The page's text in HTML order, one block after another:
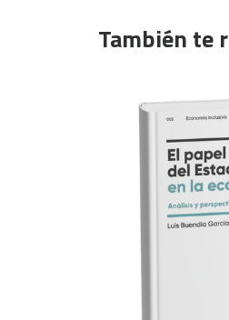
También te